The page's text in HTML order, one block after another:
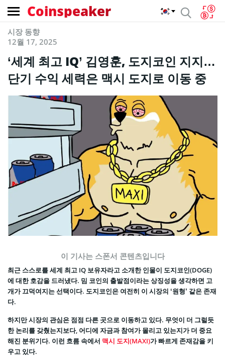
Coinspeaker
시장 동향
12월 17, 2025
‘세계 최고 IQ’ 김영훈, 도지코인 지지…
단기 수익 세력은 맥시 도지로 이동 중
이 기사는 스폰서 콘텐츠입니다
최근 스스로를 세계 최고 IQ 보유자라고 소개한 인물이 도지코인(DOGE)
에 대한 호감을 드러냈다. 밈 코인의 출발점이라는 상징성을 생각하면 고
개가 끄덕여지는 선택이다. 도지코인은 여전히 이 시장의 ‘원형’ 같은 존재
다.
하지만 시장의 관심은 점점 다른 곳으로 이동하고 있다. 무엇이 더 그럴듯
한 논리를 갖췄는지보다, 어디에 자금과 참여가 몰리고 있는지가 더 중요
해진 분위기다. 이런 흐름 속에서 맥시 도지(MAXI)가 빠르게 존재감을 키
우고 있다.